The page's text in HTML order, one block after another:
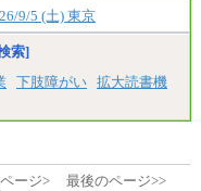
9/5 (土) 東京
索]
下肢障がい 拡大読書機
ージ> 最後のページ>>